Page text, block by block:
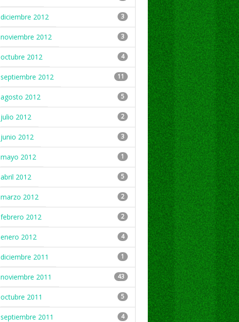
diciembre 2012 3
noviembre 2012 3
octubre 2012 4
septiembre 2012 11
agosto 2012 5
julio 2012 2
junio 2012 3
mayo 2012 1
abril 2012 5
marzo 2012 2
febrero 2012 2
enero 2012 4
diciembre 2011 1
noviembre 2011 43
octubre 2011 5
septiembre 2011 4